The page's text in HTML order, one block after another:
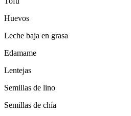
Huevos
Leche baja en grasa
Edamame
Lentejas
Semillas de lino
Semillas de chía